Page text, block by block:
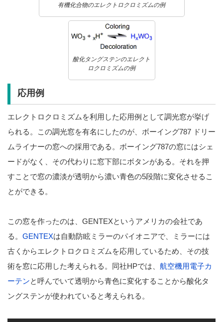
有機化合物のエレクトロクロミズムの例
酸化タングステンのエレクト
ロクロミズムの例
応用例
エレクトロクロミズムを利用した応用例として調光窓が挙げ
られる。この調光窓を有名にしたのが、ボーイング787 ドリー
ムライナーの窓への採用である。ボーイング787の窓にはシェ
ードがなく、その代わりに窓下部にボタンがある。それを押
すことで窓の濃淡が透明から濃い青色の5段階に変化させるこ
とができる。
この窓を作ったのは、GENTEXというアメリカの会社であ
る。 GENTEXは自動防眩ミラーのパイオニアで、ミラーには
古くからエレクトロクロミズムを応用しているため、その技
術を窓に応用した考えられる。同社HPでは、 航空機用電子カ
ーテンと呼んでいて透明から青色に変化することから酸化タ
ングステンが使われていると考えられる。